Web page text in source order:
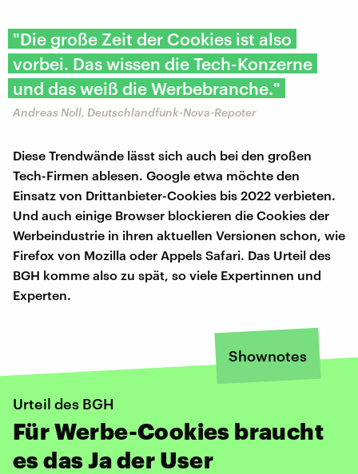
"Die große Zeit der Cookies ist also
vorbei. Das wissen die Tech-Konzerne
und das weiß die Werbebranche."
Andreas Noll, Deutschlandfunk-Nova-Repoter
Diese Trendwände lässt sich auch bei den großen
Tech-Firmen ablesen. Google etwa möchte den
Einsatz von Drittanbieter-Cookies bis 2022 verbieten.
Und auch einige Browser blockieren die Cookies der
Werbeindustrie in ihren aktuellen Versionen schon, wie
Firefox von Mozilla oder Appels Safari. Das Urteil des
BGH komme also zu spät, so viele Expertinnen und
Experten.
Shownotes
Urteil des BGH
Für Werbe-Cookies braucht
es das Ja der User